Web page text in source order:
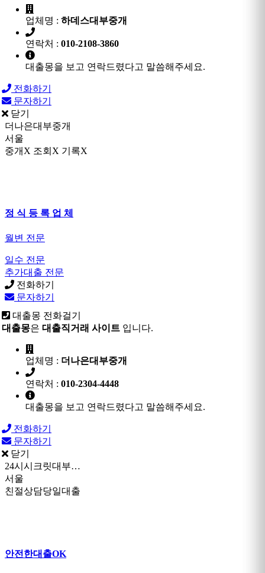
업체명 : 하데스대부중개
연락처 : 010-2108-3860
대출몽을 보고 연락드렸다고 말씀해주세요.
전화하기
문자하기
닫기
더나은대부중개
서울
중개X 조회X 기록X
정 식 등 록 업 체
월변 전문
일수 전문
추가대출 전문
전화하기
문자하기
대출몽 전화걸기
대출몽은 대출직거래 사이트 입니다.
업체명 : 더나은대부중개
연락처 : 010-2304-4448
대출몽을 보고 연락드렸다고 말씀해주세요.
전화하기
문자하기
닫기
24시시크릿대부…
서울
친절상담당일대출
안전한대출OK